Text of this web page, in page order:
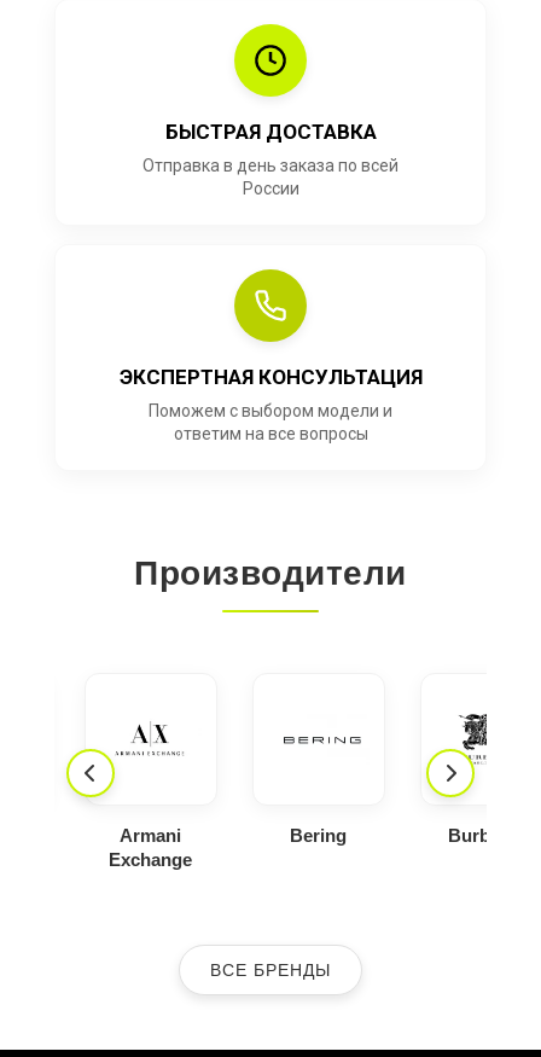
БЫСТРАЯ ДОСТАВКА
Отправка в день заказа по всей
России
ЭКСПЕРТНАЯ КОНСУЛЬТАЦИЯ
Поможем с выбором модели и
ответим на все вопросы
Производители
Armani
Exchange
Bering Burberry
ВСЕ БРЕНДЫ